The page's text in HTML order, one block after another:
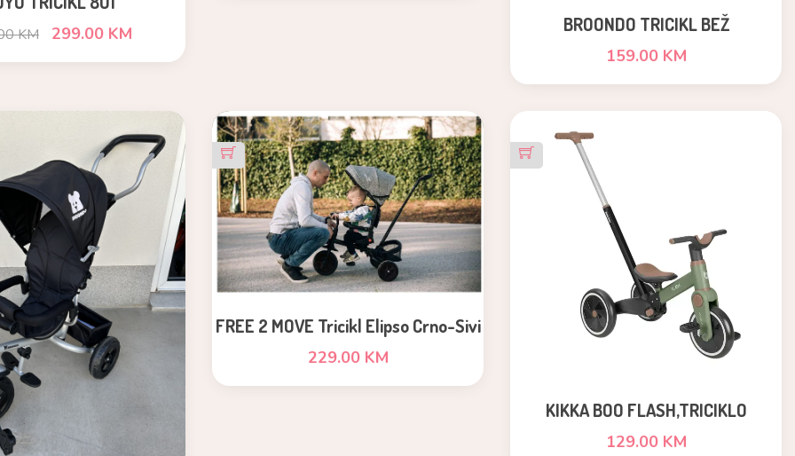
KM 299.00 KM BROONDO TRICIKL BEŽ
159.00 KM
FREE 2 MOVE Tricikl Elipso Crno-Sivi
229.00 KM
KIKKA BOO FLASH,TRICIKLO
5U1,ARMY GREEN
129.00 KM